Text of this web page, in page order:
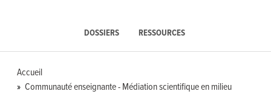
DOSSIERS RESSOURCES
Accueil
Communauté enseignante - Médiation scientifique en milieu